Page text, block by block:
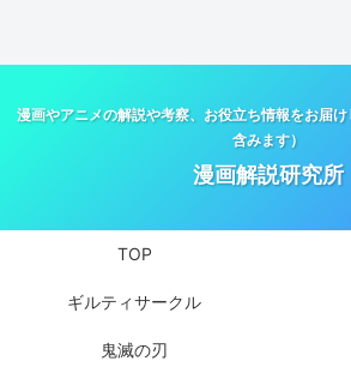
漫画やアニメの解説や考察、お役立ち情報をお届
含みます）
漫画解説研究所
TOP
ギルティサークル
鬼滅の刃